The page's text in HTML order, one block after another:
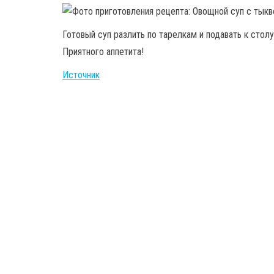
Готовый суп разлить по тарелкам и подавать к
Приятного аппетита!
Источник